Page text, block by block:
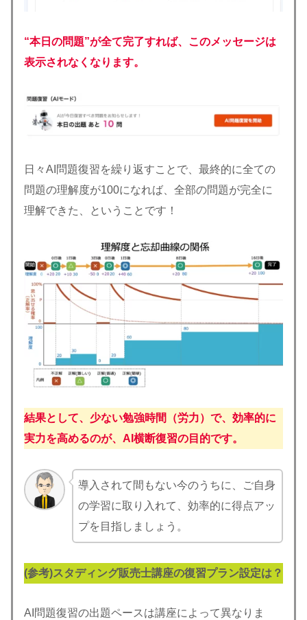
“本日の問題”が全て完了すれば、このメッセージは
表示されなくなります。
日々AI問題復習を繰り返すことで、最終的に全ての
問題の理解度が100になれば、全部の問題が完全に
理解できた、ということです！
結果として、少ない勉強時間（労力）で、効率的に
実力を高めるのが、AI横断復習の目的です。
導入されて間もない今のうちに、ご自身
の学習に取り入れて、効率的に得点アッ
プを目指しましょう。
(参考)スタディング販売士講座の復習プラン設定は？
AI問題復習の出題ペースは講座によって異なりま